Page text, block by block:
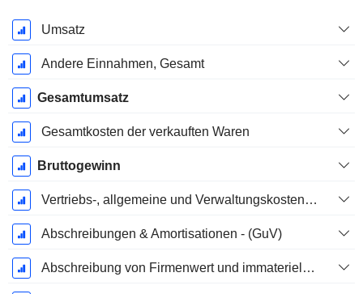
Ende d.
Geschäftsjahres:
Dezember
Umsatz
Andere Einnahmen, Gesamt
Gesamtumsatz
Gesamtkosten der verkauften Waren
Bruttogewinn
Vertriebs-, allgemeine und Verwaltungskosten, Gesamt
Abschreibungen & Amortisationen - (GuV)
Abschreibung von Firmenwert und immateriellen Vermögenswerten - (GuV)